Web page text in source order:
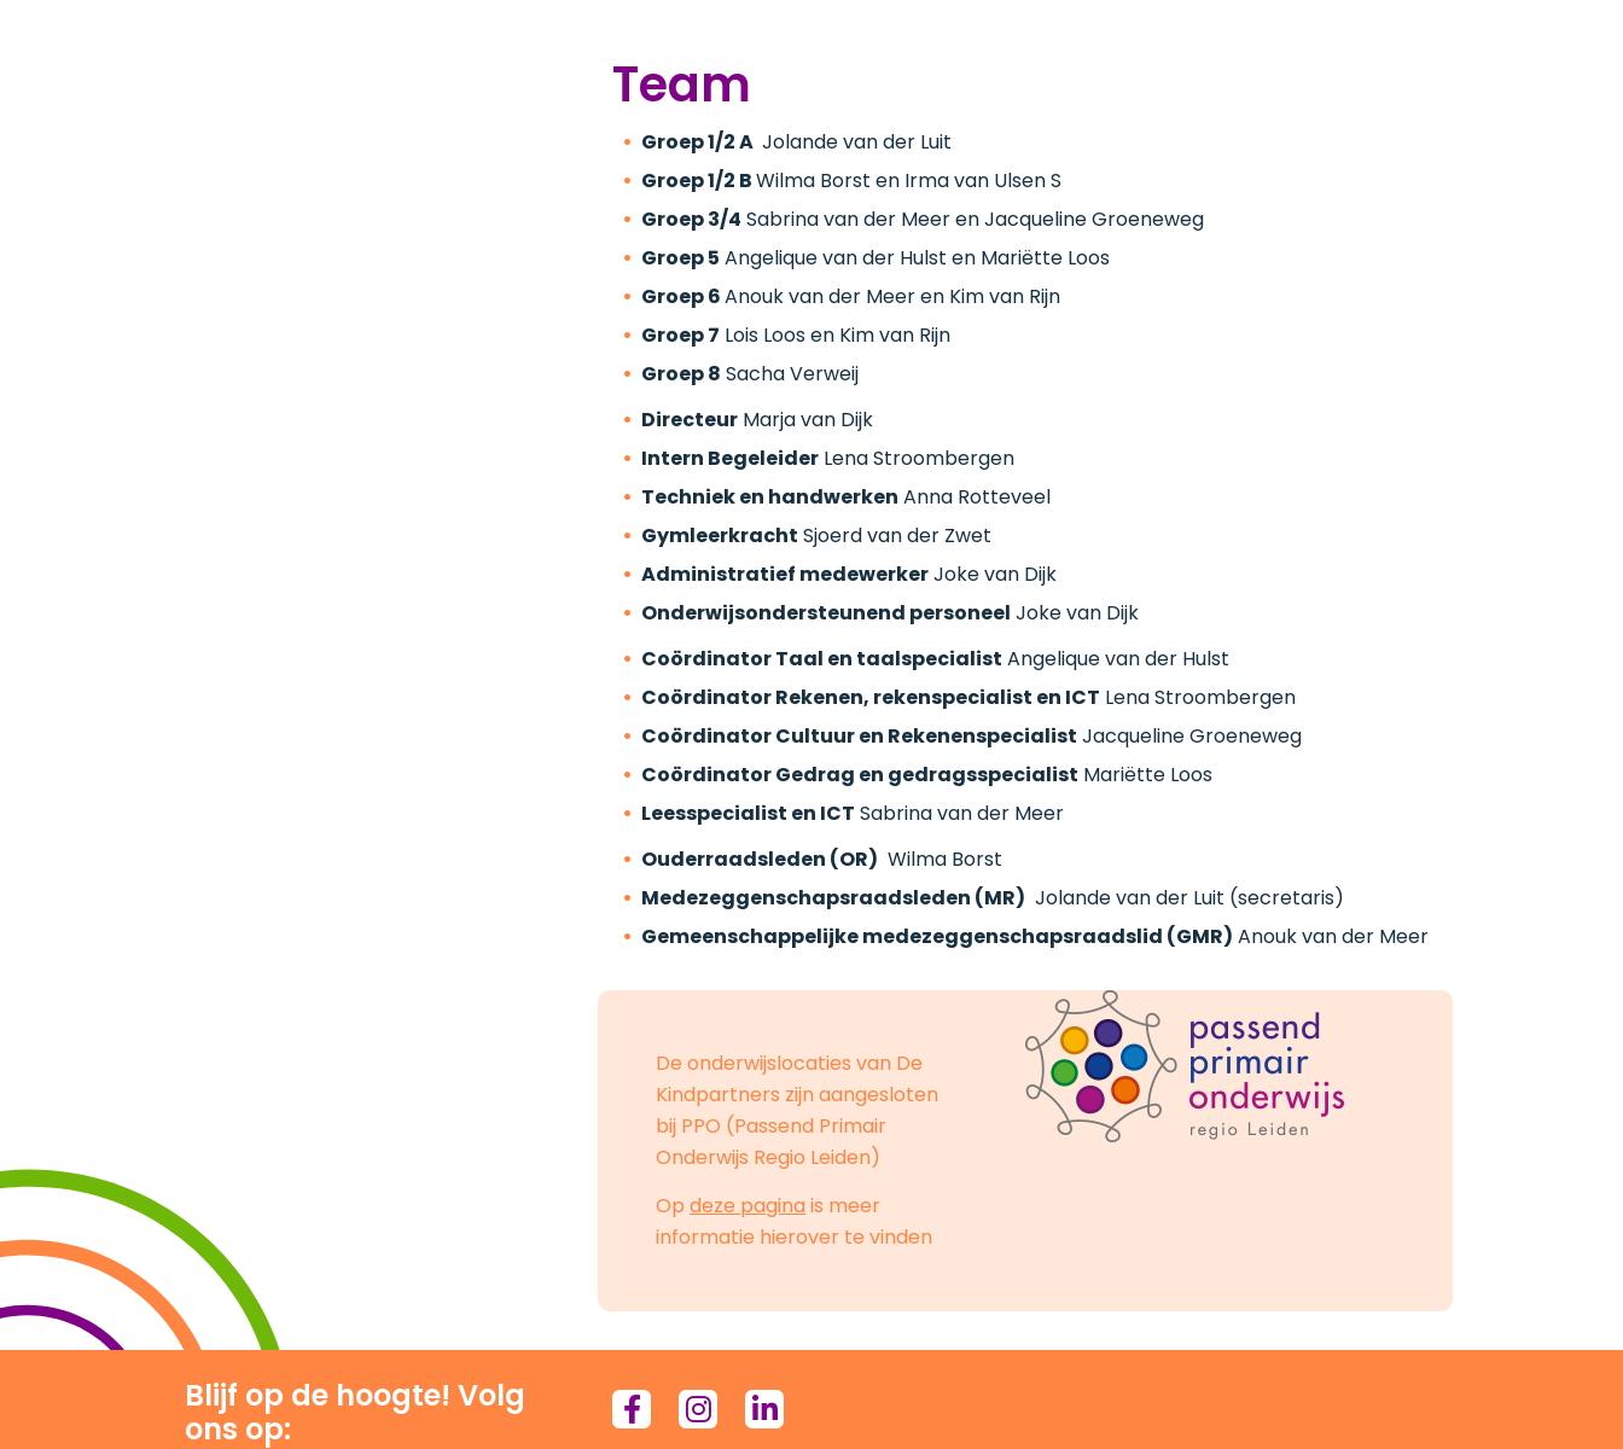
Team
Groep 1/2 A Jolande van der Luit
Groep 1/2 BWilma Borst en Irma van Ulsen S
Groep 3/4 Sabrina van der Meer en Jacqueline Groeneweg
Groep 5 Angelique van der Hulst en Mariëtte Loos
Groep 6Anouk van der Meer en Kim van Rijn
Groep 7 Lois Loos en Kim van Rijn
Groep 8 Sacha Verweij
Directeur Marja van Dijk
Intern Begeleider Lena Stroombergen
Techniek en handwerken Anna Rotteveel
Gymleerkracht Sjoerd van der Zwet
Administratief medewerkerJoke van Dijk
Onderwijsondersteunend personeel Joke van Dijk
Coördinator Taal en taalspecialist Angelique van der Hulst
Coördinator Rekenen, rekenspecialist en ICT Lena Stroombergen
Coördinator Cultuur en Rekenenspecialist Jacqueline Groeneweg
Coördinator Gedrag en gedragsspecialist Mariëtte Loos
Leesspecialist en ICT Sabrina van der Meer
Ouderraadsleden (OR) Wilma Borst
Medezeggenschapsraadsleden (MR) Jolande van der Luit (secretaris)
Gemeenschappelijke medezeggenschapsraadslid (GMR) Anouk van der Meer
De onderwijslocaties van De
Kindpartners zijn aangesloten
bij PPO (Passend Primair
Onderwijs Regio Leiden)
Op deze pagina is meer
informatie hierover te vinden
Blijf op de hoogte! Volg
ons op:
facebook-Instagramlinkedin-